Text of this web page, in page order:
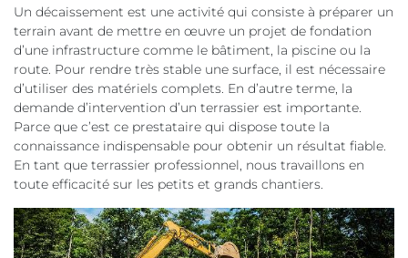
Un décaissement est une activité qui consiste à préparer un
terrain avant de mettre en œuvre un projet de fondation
d’une infrastructure comme le bâtiment, la piscine ou la
route. Pour rendre très stable une surface, il est nécessaire
d’utiliser des matériels complets. En d’autre terme, la
demande d’intervention d’un terrassier est importante.
Parce que c’est ce prestataire qui dispose toute la
connaissance indispensable pour obtenir un résultat fiable.
En tant que terrassier professionnel, nous travaillons en
toute efficacité sur les petits et grands chantiers.